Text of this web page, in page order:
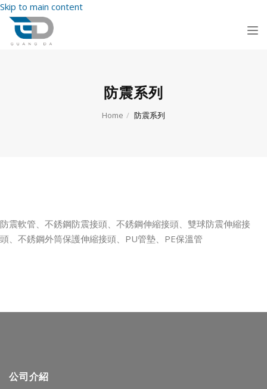
Skip to main content
防震系列
Home 防震系列
防震軟管、不銹鋼防震接頭、不銹鋼伸縮接頭、雙球防震伸縮接
頭、不銹鋼外筒保護伸縮接頭、PU管墊、PE保溫管
公司介紹